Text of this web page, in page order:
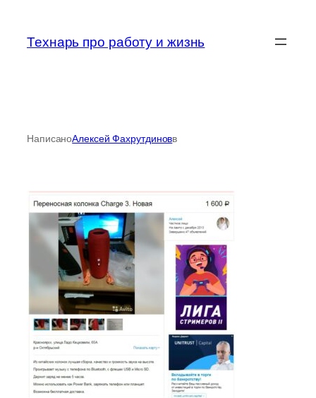
содержимому
Технарь про работу и жизнь
НаписаноАлексей Фахрутдиновв